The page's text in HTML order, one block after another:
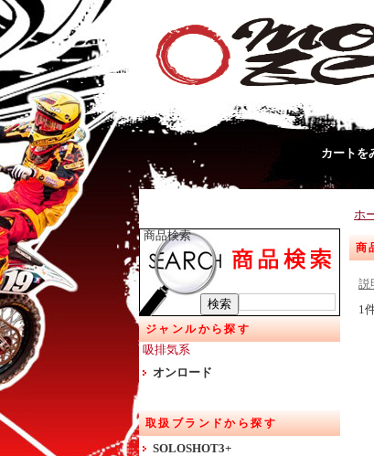
カートを
商品検索
ジャンルから探す
吸排気系
オンロード
取扱ブランドから探す
SOLOSHOT3+
ホ
商
説
1